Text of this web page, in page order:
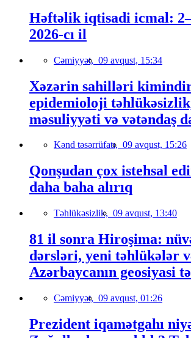
Həftəlik iqtisadi icmal:
2026-cı il
Cəmiyyət, 09 avqust, 15:34
Xəzərin sahilləri
epidemioloji
məsuliyyəti və vətəndaş
Kənd təsərrüfatı, 09 avqust, 15:26
Qonşudan çox istehsal
daha baha alırıq
Təhlükəsizlik, 09 avqust, 13:40
81 il sonra Hiroşima:
dərsləri, yeni təhlükələr
Azərbaycanın geosiyasi
Cəmiyyət, 09 avqust, 01:26
Prezident iqamətgahı